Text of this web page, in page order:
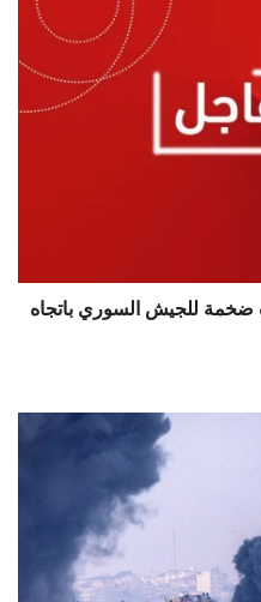
للجيش السوري باتجاه